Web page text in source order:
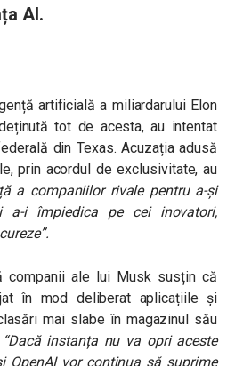
AI.
artificială a miliardarului Elon
tot de acesta, au intentat
din Texas. Acuzația adusă
prin acordul de exclusivitate, au
a companiilor rivale pentru a-și
a-i împiedica pe cei inovatori,
companii ale lui Musk susțin că
în mod deliberat aplicațiile și
mai slabe în magazinul său
“Dacă instanța nu va opri aceste
OpenAI vor continua să suprime